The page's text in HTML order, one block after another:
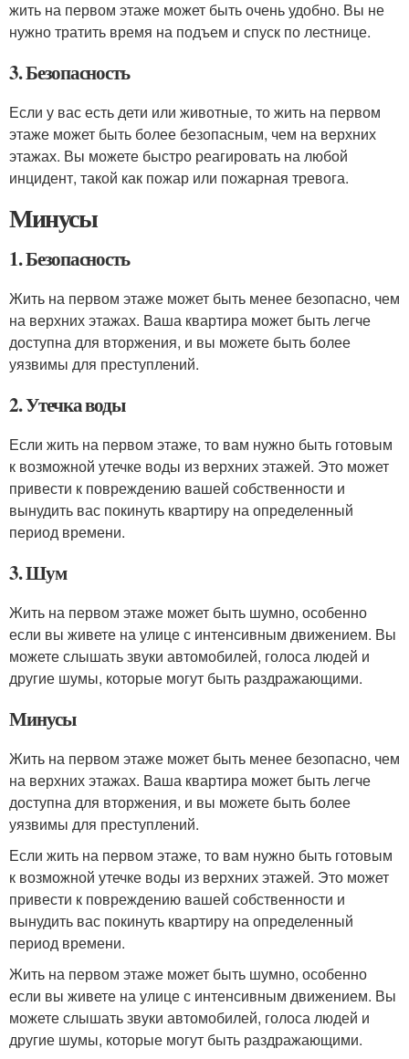
жить на первом этаже может быть очень удобно. Вы не
нужно тратить время на подъем и спуск по лестнице.
3. Безопасность
Если у вас есть дети или животные, то жить на первом
этаже может быть более безопасным, чем на верхних
этажах. Вы можете быстро реагировать на любой
инцидент, такой как пожар или пожарная тревога.
Минусы
1. Безопасность
Жить на первом этаже может быть менее безопасно, чем
на верхних этажах. Ваша квартира может быть легче
доступна для вторжения, и вы можете быть более
уязвимы для преступлений.
2. Утечка воды
Если жить на первом этаже, то вам нужно быть готовым
к возможной утечке воды из верхних этажей. Это может
привести к повреждению вашей собственности и
вынудить вас покинуть квартиру на определенный
период времени.
3. Шум
Жить на первом этаже может быть шумно, особенно
если вы живете на улице с интенсивным движением. Вы
можете слышать звуки автомобилей, голоса людей и
другие шумы, которые могут быть раздражающими.
Минусы
Жить на первом этаже может быть менее безопасно, чем
на верхних этажах. Ваша квартира может быть легче
доступна для вторжения, и вы можете быть более
уязвимы для преступлений.
Если жить на первом этаже, то вам нужно быть готовым
к возможной утечке воды из верхних этажей. Это может
привести к повреждению вашей собственности и
вынудить вас покинуть квартиру на определенный
период времени.
Жить на первом этаже может быть шумно, особенно
если вы живете на улице с интенсивным движением. Вы
можете слышать звуки автомобилей, голоса людей и
другие шумы, которые могут быть раздражающими.